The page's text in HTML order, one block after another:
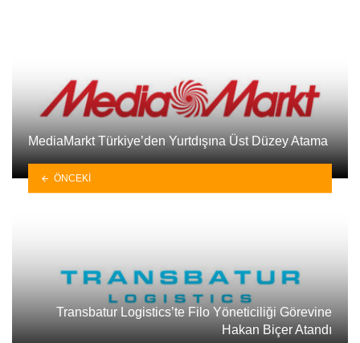
MediaMarkt Türkiye’den Yurtdışına Üst Düzey Atama
ÖNCEKI
Transbatur Logistics’te Filo Yöneticiliği Görevine
Hakan Biçer Atandı